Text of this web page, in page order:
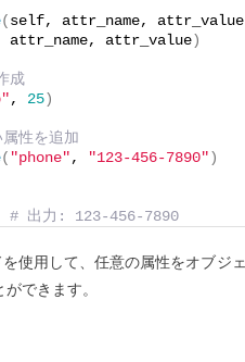
(self, attr_name, attr_value
attr_value)
成
, 25)
性を追加
( "phone", "123-456-7890")
# 出力: 123-456-7890
使用して、任意の属性をオブジ
できます。